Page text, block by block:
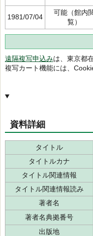
1981/07/04
可能（館内
覧）
遠隔複写申込みは、東京都
複写カート機能には、
資料詳細
タイトル
タイトルカナ
タイトル関連情報
タイトル関連情報読み
著者名
著者名典拠番号
出版地